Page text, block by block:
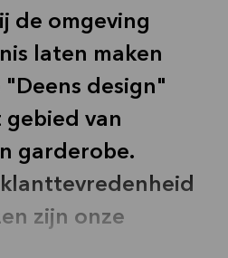
de omgeving
laten maken
design"
van
garderobe.
zijn onze